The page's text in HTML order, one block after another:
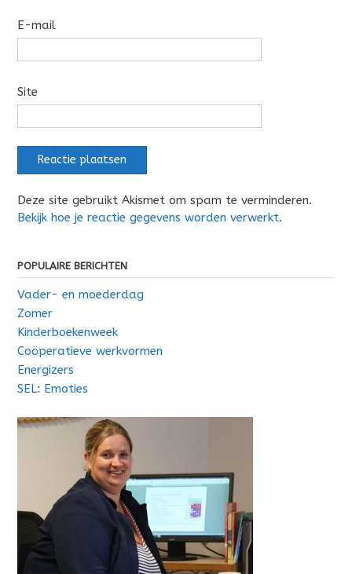
E-mail
Site
Deze site gebruikt Akismet om spam te verminderen.
Bekijk hoe je reactie gegevens worden verwerkt.
POPULAIRE BERICHTEN
Vader- en moederdag
Zomer
Kinderboekenweek
Coöperatieve werkvormen
Energizers
SEL: Emoties